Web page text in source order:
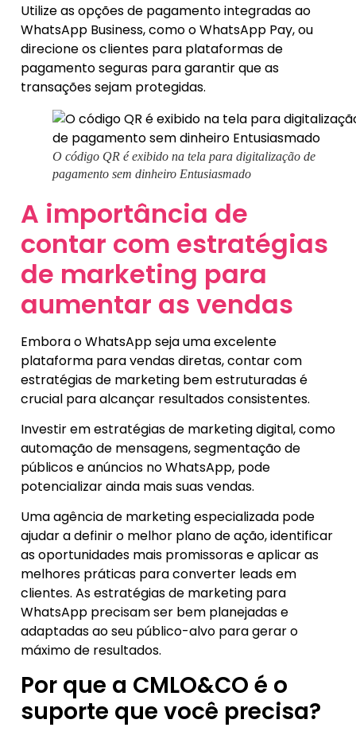
Utilize as opções de pagamento integradas ao
WhatsApp Business, como o WhatsApp Pay, ou
direcione os clientes para plataformas de
pagamento seguras para garantir que as
transações sejam protegidas.
O código QR é exibido na tela para digitalização de
pagamento sem dinheiro Entusiasmado
A importância de
contar com estratégias
de marketing para
aumentar as vendas
Embora o WhatsApp seja uma excelente
plataforma para vendas diretas, contar com
estratégias de marketing bem estruturadas é
crucial para alcançar resultados consistentes.
Investir em estratégias de marketing digital, como
automação de mensagens, segmentação de
públicos e anúncios no WhatsApp, pode
potencializar ainda mais suas vendas.
Uma agência de marketing especializada pode
ajudar a definir o melhor plano de ação, identificar
as oportunidades mais promissoras e aplicar as
melhores práticas para converter leads em
clientes. As estratégias de marketing para
WhatsApp precisam ser bem planejadas e
adaptadas ao seu público-alvo para gerar o
máximo de resultados.
Por que a CMLO&CO é o
suporte que você precisa?